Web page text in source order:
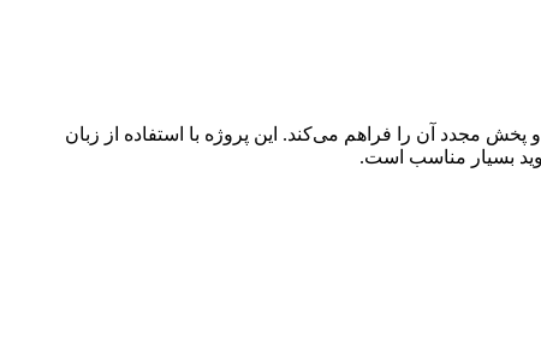
مجدد آن را فراهم می‌کند. این پروژه با استفاده از زبان